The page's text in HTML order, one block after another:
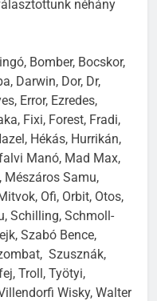
néhány
Bomber, Bocskor,
Darwin, Dor, Dr,
Error, Ezredes,
Fixi, Forest, Fradi,
Hékás, Hurrikán,
Manó, Mad Max,
Mészáros Samu,
Ofi, Orbit, Otos,
Schilling, Schmoll-
Szabó Bence,
Szusznák,
Troll, Työtyi,
Wisky, Walter